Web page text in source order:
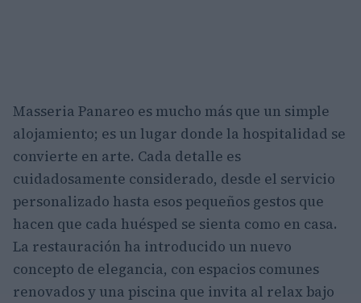
Masseria Panareo es mucho más que un simple
alojamiento; es un lugar donde la hospitalidad se
convierte en arte. Cada detalle es
cuidadosamente considerado, desde el servicio
personalizado hasta esos pequeños gestos que
hacen que cada huésped se sienta como en casa.
La restauración ha introducido un nuevo
concepto de elegancia, con espacios comunes
renovados y una piscina que invita al relax bajo